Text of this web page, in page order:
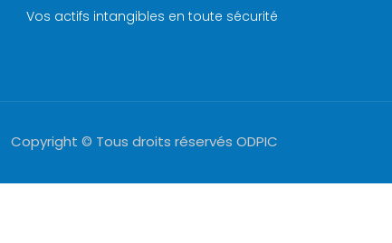
Vos actifs intangibles en toute sécurité
Copyright © Tous droits réservés ODPIC